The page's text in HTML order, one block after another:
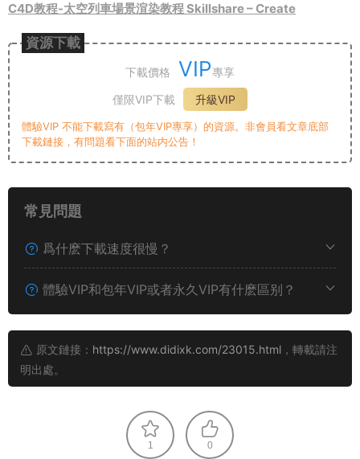
C4D教程-太空列車場景渲染教程 Skillshare – Create
資源下載
下載價格 VIP專享
僅限VIP下載
升級VIP
體驗VIP 不能下載寫有（包年VIP專享）的資源。非會員看文章底部
下載鏈接，有問題看下面的站内公告！
常見問題
爲什麽下載速度很慢？
體驗VIP和包年VIP或者永久VIP有什麽區别？
原文鏈接： https://www.didixk.com/23015.html ，轉載請注
明出處。
1 0